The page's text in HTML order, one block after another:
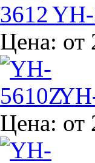
Цена: от
Цена: от